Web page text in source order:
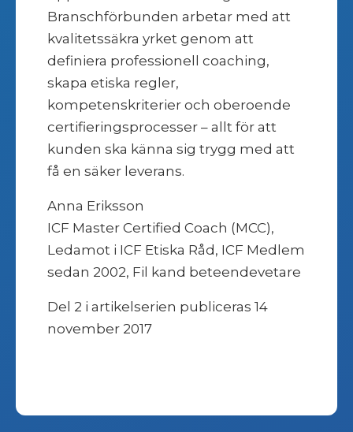
Branschförbunden arbetar med att
kvalitetssäkra yrket genom att
definiera professionell coaching,
skapa etiska regler,
kompetenskriterier och oberoende
certifieringsprocesser – allt för att
kunden ska känna sig trygg med att
få en säker leverans.
Anna Eriksson
ICF Master Certified Coach (MCC),
Ledamot i ICF Etiska Råd, ICF Medlem
sedan 2002, Fil kand beteendevetare
Del 2 i artikelserien publiceras 14
november 2017